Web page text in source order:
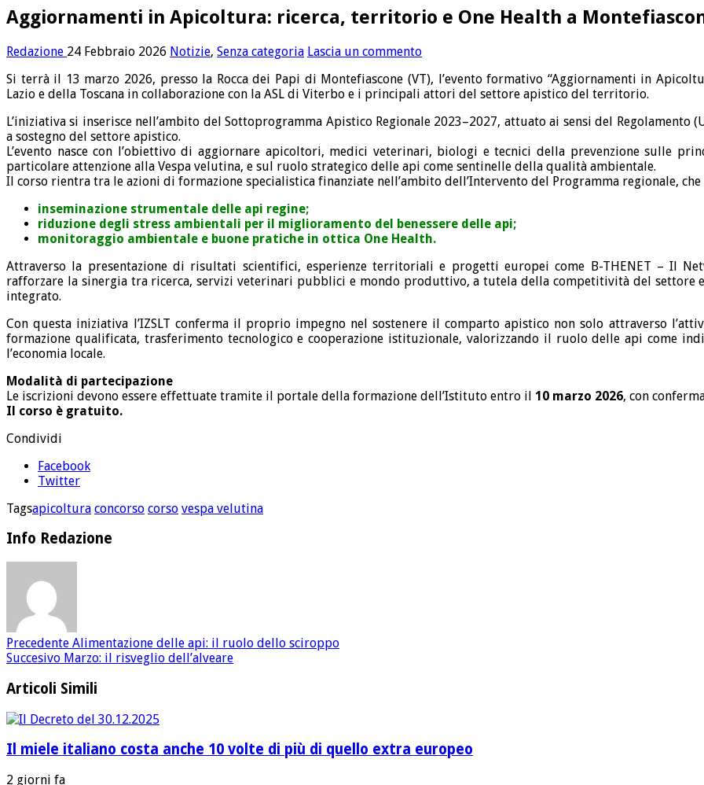
Aggiornamenti in Apicoltura: ricerca, territorio e One Health a
Redazione 24 Febbraio 2026 Notizie, Senza categoria Lascia un commento
Si terrà il 13 marzo 2026, presso la Rocca dei Papi di Montefiascone (VT), l’evento formativo “Aggiornamenti in
Lazio e della Toscana in collaborazione con la ASL di Viterbo e i principali attori del settore apistico del territorio.
L’iniziativa si inserisce nell’ambito del Sottoprogramma Apistico Regionale 2023–2027, attuato ai sensi del
a sostegno del settore apistico.
L’evento nasce con l’obiettivo di aggiornare apicoltori, medici veterinari, biologi e tecnici della prevenzione sulle
particolare attenzione alla Vespa velutina, e sul ruolo strategico delle api come sentinelle della qualità ambientale.
Il corso rientra tra le azioni di formazione specialistica finanziate nell’ambito dell’Intervento del Programma regionale,
inseminazione strumentale delle api regine;
riduzione degli stress ambientali per il miglioramento del benessere delle api;
monitoraggio ambientale e buone pratiche in ottica One Health.
Attraverso la presentazione di risultati scientifici, esperienze territoriali e progetti europei come B-THENET – Il
rafforzare la sinergia tra ricerca, servizi veterinari pubblici e mondo produttivo, a tutela della competitività del settore
integrato.
Con questa iniziativa l’IZSLT conferma il proprio impegno nel sostenere il comparto apistico non solo attraverso
formazione qualificata, trasferimento tecnologico e cooperazione istituzionale, valorizzando il ruolo delle api come
l’economia locale.
Modalità di partecipazione
Le iscrizioni devono essere effettuate tramite il portale della formazione dell’Istituto entro il 10 marzo 2026, con
Il corso è gratuito.
Condividi
Facebook
Twitter
Tagsapicoltura concorso corso vespa velutina
Info Redazione
Precedente Alimentazione delle api: il ruolo dello sciroppo
Succesivo Marzo: il risveglio dell’alveare
Articoli Simili
Il miele italiano costa anche 10 volte di più di quello extra europeo
2 giorni fa